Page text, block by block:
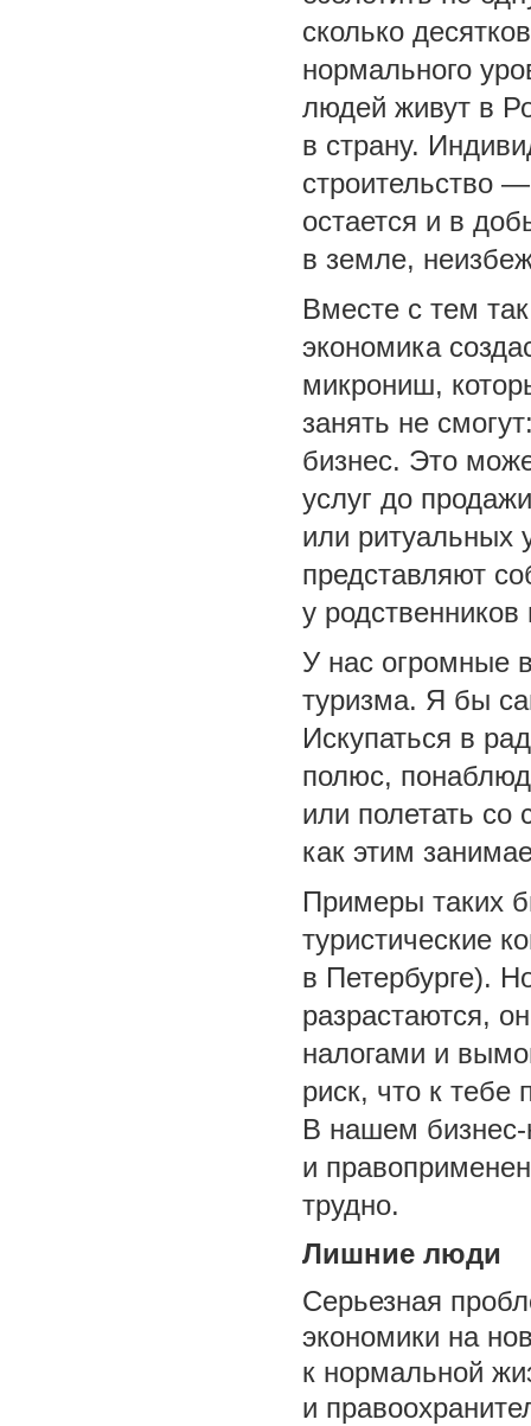
сколько
нормального
людей живут в
в страну.
строительство
остается и в
в земле,
Вместе с тем
экономика
микрониш,
занять не
бизнес. Это
услуг до
или ритуальных
представляют
у родственников
У нас огромные
туризма. Я бы
Искупаться в
полюс,
или полетать
как этим
Примеры таких
туристические
в Петербурге).
разрастаются,
налогами и
риск, что к тебе
В нашем бизнес-
и
трудно.
Лишние люди
Серьезная
экономики на
к нормальной
и